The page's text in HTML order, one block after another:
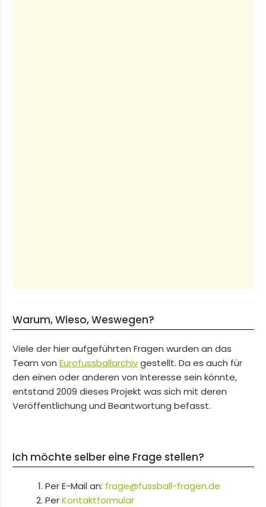
Warum, Wieso, Weswegen?
Viele der hier aufgeführten Fragen wurden an das
Team von Eurofussballarchivgestellt. Da es auch für
den einen oder anderen von Interesse sein könnte,
entstand 2009 dieses Projekt was sich mit deren
Veröffentlichung und Beantwortung befasst.
Ich möchte selber eine Frage stellen?
Per E-Mail an: frage@fussball-fragen.de
PerKontaktformular